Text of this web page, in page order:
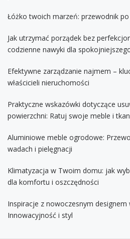
Łóżko twoich marzeń: przewodnik
Jak utrzymać porządek bez
codzienne nawyki dla
Efektywne zarządzanie najmem –
właścicieli nieruchomości
Praktyczne wskazówki dotyczące
powierzchni: Ratuj swoje meble i
Aluminiowe meble ogrodowe:
wadach i pielęgnacji
Klimatyzacja w Twoim domu: jak
dla komfortu i oszczędności
Inspiracje z nowoczesnym designem
Innowacyjność i styl